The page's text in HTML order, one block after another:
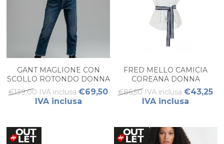
GANT MAGLIONE CON
SCOLLO ROTONDO DONNA
€139,00 IVA inclusa €69,50
IVA inclusa
FRED MELLO CAMICIA
COREANA DONNA
€86,50 IVA inclusa €43,25
IVA inclusa